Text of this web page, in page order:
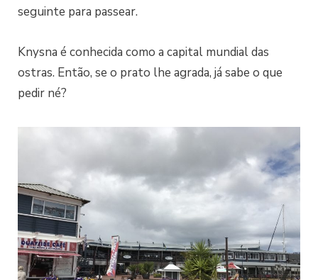
seguinte para passear.
Knysna é conhecida como a capital mundial das
ostras. Então, se o prato lhe agrada, já sabe o que
pedir né?